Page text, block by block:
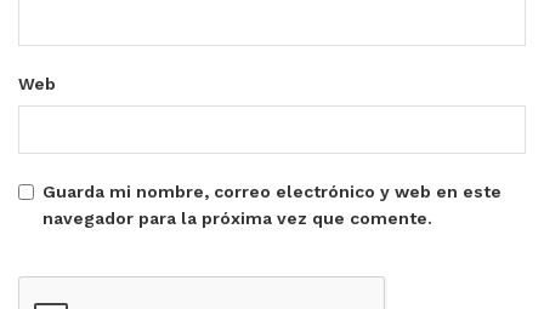
Web
Guarda mi nombre, correo electrónico y web en este
navegador para la próxima vez que comente.